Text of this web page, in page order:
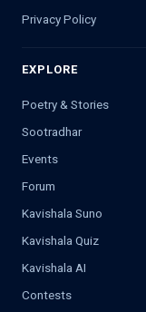
Privacy Policy
EXPLORE
Poetry & Stories
Sootradhar
Events
Forum
Kavishala Suno
Kavishala Quiz
Kavishala AI
Contests